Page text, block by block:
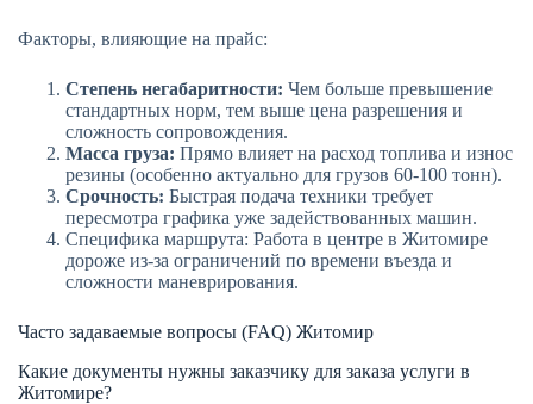
Факторы, влияющие на прайс:
Степень негабаритности: Чем больше превышение
стандартных норм, тем выше цена разрешения и
сложность сопровождения.
Масса груза: Прямо влияет на расход топлива и износ
резины (особенно актуально для грузов 60-100 тонн).
Срочность: Быстрая подача техники требует
пересмотра графика уже задействованных машин.
Специфика маршрута: Работа в центре в Житомире
дороже из-за ограничений по времени въезда и
сложности маневрирования.
Часто задаваемые вопросы (FAQ) Житомир
Какие документы нужны заказчику для заказа услуги в
Житомире?